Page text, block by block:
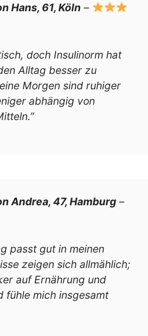
Hans, 61, Köln –
doch Insulinorm hat
Alltag besser zu
Morgen sind ruhiger
abhängig von
Andrea, 47, Hamburg –
passt gut in meinen
zeigen sich allmählich;
auf Ernährung und
fühle mich insgesamt